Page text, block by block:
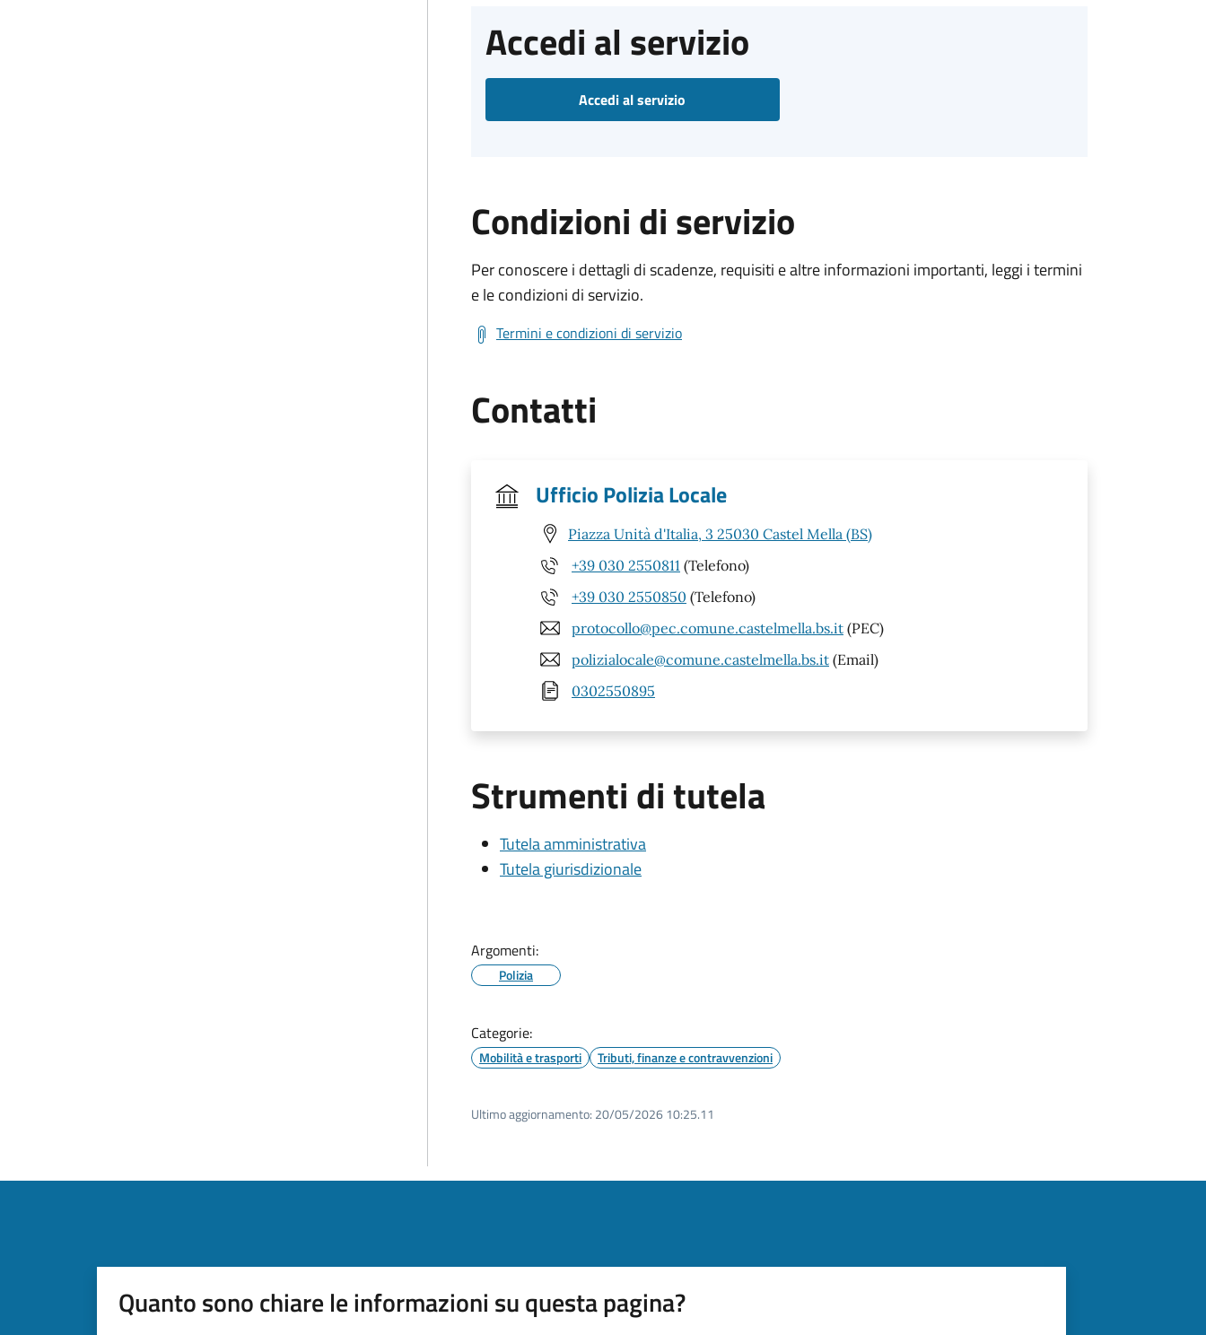
Accedi al servizio
Accedi al servizio
Condizioni di servizio
Per conoscere i dettagli di scadenze, requisiti e altre informazioni importanti, leggi i termini
e le condizioni di servizio.
Termini e condizioni di servizio
Contatti
Ufficio Polizia Locale
Piazza Unità d'Italia, 3 25030 Castel Mella (BS)
+39 030 2550811 (Telefono)
+39 030 2550850 (Telefono)
protocollo@pec.comune.castelmella.bs.it (PEC)
polizialocale@comune.castelmella.bs.it (Email)
0302550895
Strumenti di tutela
Tutela amministrativa
Tutela giurisdizionale
Argomenti:
Polizia
Categorie:
Mobilità e trasporti Tributi, finanze e contravvenzioni
Ultimo aggiornamento: 20/05/2026 10:25.11
Quanto sono chiare le informazioni su questa pagina?